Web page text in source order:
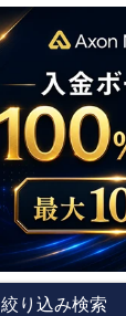
絞り込み検索